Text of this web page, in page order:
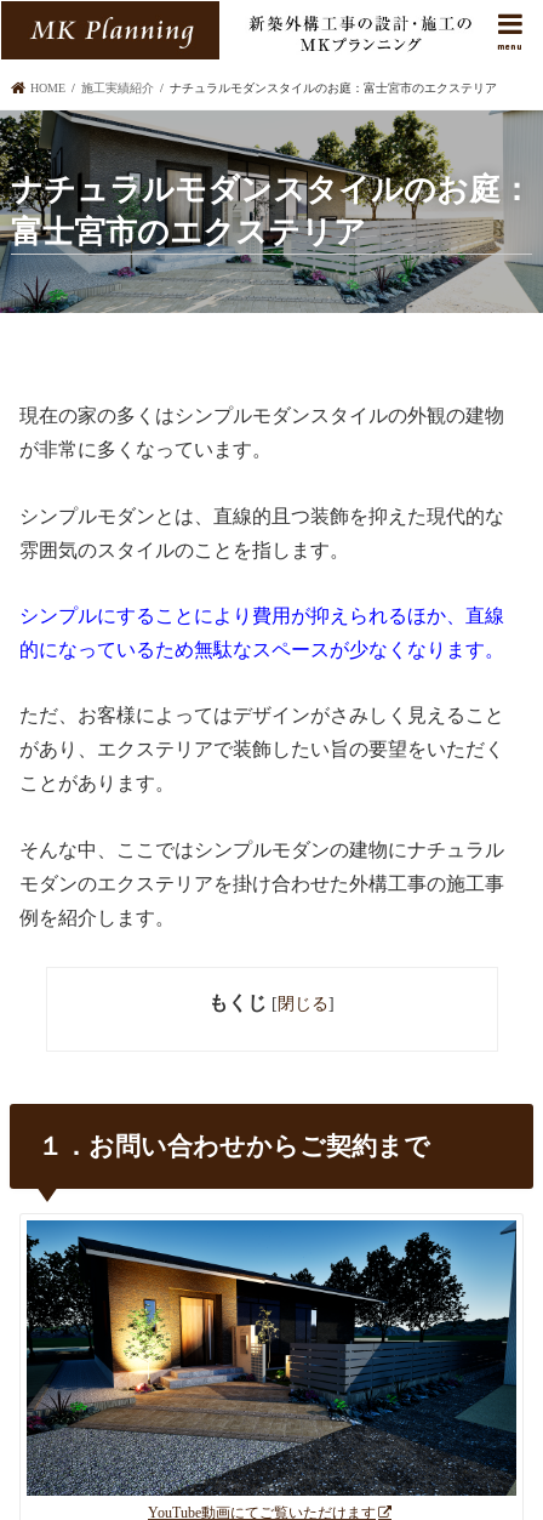
menu
HOME 施工実績紹介 ナチュラルモダンスタイルのお庭：富士宮市のエクステリア
ナチュラルモダンスタイルのお庭：
富士宮市のエクステリア
現在の家の多くはシンプルモダンスタイルの外観の建物
が非常に多くなっています。
シンプルモダンとは、直線的且つ装飾を抑えた現代的な
雰囲気のスタイルのことを指します。
シンプルにすることにより費用が抑えられるほか、直線
的になっているため無駄なスペースが少なくなります。
ただ、お客様によってはデザインがさみしく見えること
があり、エクステリアで装飾したい旨の要望をいただく
ことがあります。
そんな中、ここではシンプルモダンの建物にナチュラル
モダンのエクステリアを掛け合わせた外構工事の施工事
例を紹介します。
もくじ [閉じる]
１．お問い合わせからご契約まで
YouTube動画にてご覧いただけます